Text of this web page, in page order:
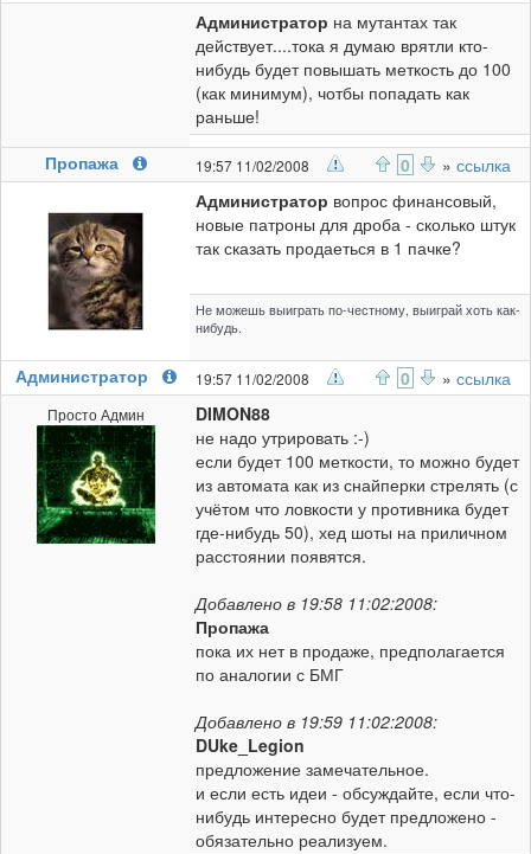
Администратор на мутантах так
действует....тока я думаю врятли кто-
нибудь будет повышать меткость до 100
(как минимум), чотбы попадать как
раньше!
Пропажа
19:57 11/02/2008 0 » ссылка
Администратор вопрос финансовый,
новые патроны для дроба - сколько штук
так сказать продаеться в 1 пачке?
Не можешь выиграть по-честному, выиграй хоть как-
нибудь.
Администратор 19:57 11/02/2008 0 » ссылка
Просто Админ
DIMON88
не надо утрировать :-)
если будет 100 меткости, то можно будет
из автомата как из снайперки стрелять (с
учётом что ловкости у противника будет
где-нибудь 50), хед шоты на приличном
расстоянии появятся.
Добавлено в 19:58 11:02:2008:
Пропажа
пока их нет в продаже, предполагается
по аналогии с БМГ
Добавлено в 19:59 11:02:2008:
DUke_Legion
предложение замечательное.
и если есть идеи - обсуждайте, если что-
нибудь интересно будет предложено -
обязательно реализуем.